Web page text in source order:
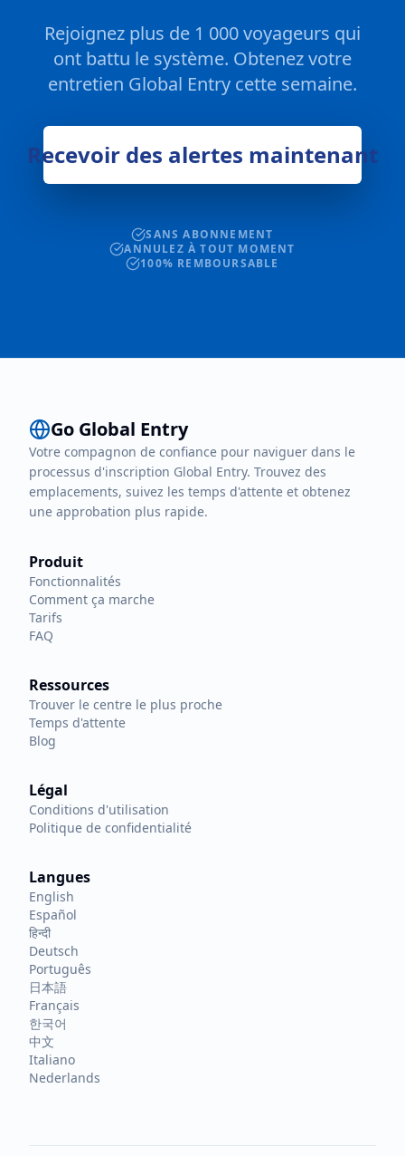
Rejoignez plus de 1 000 voyageurs qui
ont battu le système. Obtenez votre
entretien Global Entry cette semaine.
Recevoir des alertes maintenant
SANS ABONNEMENT
ANNULEZ À TOUT MOMENT
100% REMBOURSABLE
Go Global Entry
Votre compagnon de confiance pour naviguer dans le
processus d'inscription Global Entry. Trouvez des
emplacements, suivez les temps d'attente et obtenez
une approbation plus rapide.
Produit
Fonctionnalités
Comment ça marche
Tarifs
FAQ
Ressources
Trouver le centre le plus proche
Temps d'attente
Blog
Légal
Conditions d'utilisation
Politique de confidentialité
Langues
English
Español
हिन्दी
Deutsch
Português
日本語
Français
한국어
中文
Italiano
Nederlands